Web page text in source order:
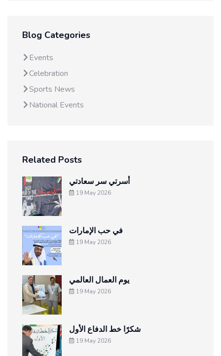
Blog Categories
Events
Celebration
Sports News
National Events
Related Posts
أسرتي سر سعادتي
19 May 2026
في حب الإمارات
19 May 2026
يوم العمال العالمي
19 May 2026
شكرًا خط الدفاع الأول
19 May 2026